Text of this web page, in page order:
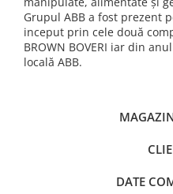
Lichidari stoc
Tablouri si doze electrice
Tablouri electrice incastrate
Dulapuri metalice
Grupul ABB a fost prezent
inceput prin cele două
BROWN BOVERI iar din
locală ABB.
DATE